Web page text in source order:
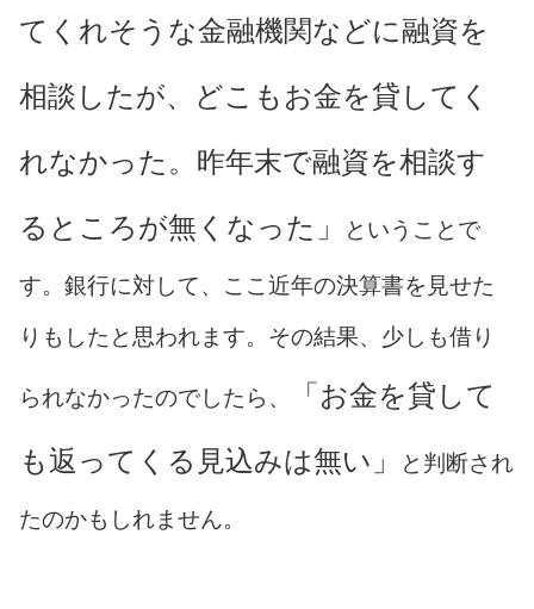
てくれそうな金融機関などに融資を
相談したが、どこもお金を貸してく
れなかった。昨年末で融資を相談す
るところが無くなった」 ということで
す。銀行に対して、ここ近年の決算書を見せた
りもしたと思われます。その結果、少しも借り
られなかったのでしたら、 「お金を貸して
も返ってくる見込みは無い」 と判断され
たのかもしれません。